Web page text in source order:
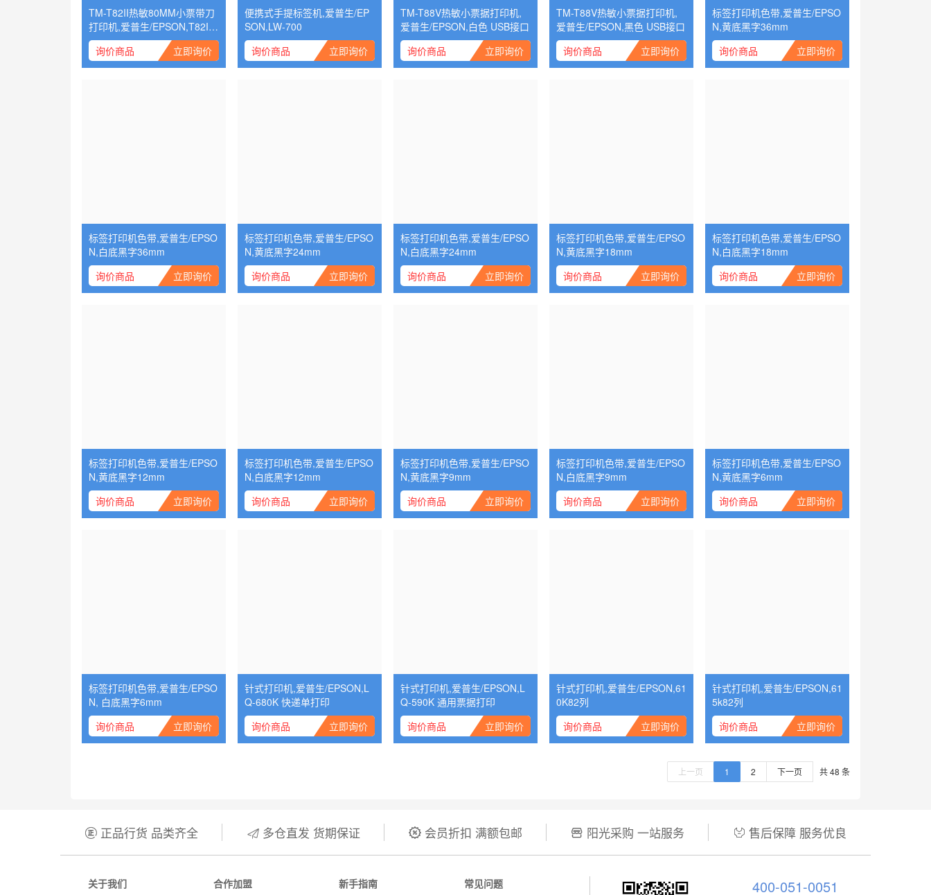
TM-T82II热敏80MM小票带刀
打印机,爱普生/EPSON,T82II
并口
询价商品 立即询价
便携式手提标签机,爱普生/EP
SON,LW-700
询价商品
立即询价
TM-T88V热敏小票据打印机,
爱普生/EPSON,白色 USB接口
询价商品
立即询价
TM-T88V热敏小票据打印机,
爱普生/EPSON,黑色 USB接口
询价商品
立即询价
标签打印机色带,爱普生/EPSO
N,黄底黑字36mm
询价商品
立即询价
标签打印机色带,爱普生/EPSO
N,白底黑字36mm
询价商品
立即询价
标签打印机色带,爱普生/EPSO
N,黄底黑字24mm
询价商品
立即询价
标签打印机色带,爱普生/EPSO
N,白底黑字24mm
询价商品
立即询价
标签打印机色带,爱普生/EPSO
N,黄底黑字18mm
询价商品
立即询价
标签打印机色带,爱普生/EPSO
N,白底黑字18mm
询价商品
立即询价
标签打印机色带,爱普生/EPSO
N,黄底黑字12mm
询价商品
立即询价
标签打印机色带,爱普生/EPSO
N,白底黑字12mm
询价商品
立即询价
标签打印机色带,爱普生/EPSO
N,黄底黑字9mm
询价商品
立即询价
标签打印机色带,爱普生/EPSO
N,白底黑字9mm
询价商品
立即询价
标签打印机色带,爱普生/EPSO
N,黄底黑字6mm
询价商品
立即询价
标签打印机色带,爱普生/EPSO
N, 白底黑字6mm
询价商品
立即询价
针式打印机,爱普生/EPSON,L
Q-680K 快递单打印
询价商品
立即询价
针式打印机,爱普生/EPSON,L
Q-590K 通用票据打印
询价商品
立即询价
针式打印机,爱普生/EPSON,61
0K82列
询价商品
立即询价
针式打印机,爱普生/EPSON,61
5k82列
询价商品
立即询价
上一页 1 2 下一页 共 48 条
 正品行货 品类齐全  多仓直发 货期保证  会员折扣 满额包邮  阳光采购 一站服务  售后保障 服务优良
关于我们 合作加盟 新手指南 常见问题 400-051-0051